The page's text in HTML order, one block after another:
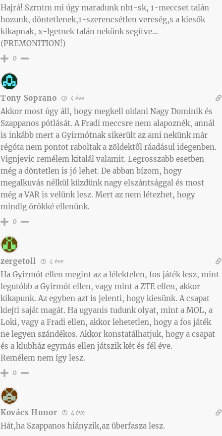
Hajrá! Szrntm mi úgy maradunk nb1-sk, 1-meccset talán
hozunk, döntetlenek,1-szerencsétlen vereség,s a kiesők
kikapnak, x-lgetnek talán nekünk segítve…
(PREMONITION!)
0
Tony Soprano 4 éve
Akkor most úgy áll, hogy megkell oldani Nagy Dominik és
Szappanos pótlását. A Fradi meccsre nem alapoznék, annál
is inkább mert a Gyirmótnak sikerült az ami nekünk már
régóta nem pontot raboltak a zöldektől ráadásul idegenben.
Vignjevic remélem kitalál valamit. Legrosszabb esetben
még a döntetlen is jó lehet. De abban bízom, hogy
megalkuvás nélkül küzdünk nagy elszántsággal és most
még a VAR is velünk lesz. Mert az nem létezhet, hogy
mindig örökké ellenünk.
0
zergetoll 4 éve
Ha Gyirmót ellen megint az a lélektelen, fos játék lesz, mint
legutóbb a Gyirmót ellen, vagy mint a ZTE ellen, akkor
kikapunk. Az egyben azt is jelenti, hogy kiesünk. A csapat
kiejti saját magát. Ha ugyanis tudunk olyat, mint a MOL, a
Loki, vagy a Fradi ellen, akkor lehetetlen, hogy a fos játék
ne legyen szándékos. Akkor konstatálhatjuk, hogy a csapat
és a klubház egymás ellen játszik két és fél éve.
Remélem nem így lesz.
0
Kovács Hunor 4 éve
Hát,ha Szappanos hiányzik,az überfasza lesz.